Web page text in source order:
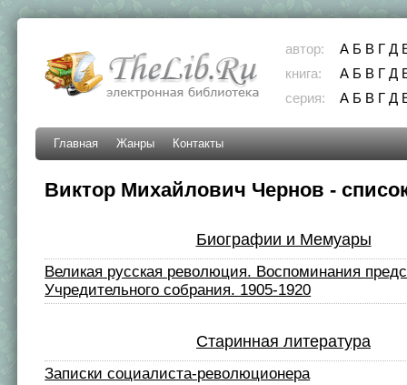
автор: А Б В Г Д
книга:
А Б В Г Д
серия:
А Б В Г Д
Главная Жанры Контакты
Виктор Михайлович Чернов -
Биографии и Мемуары
Великая русская революция. Воспоминания
Учредительного собрания. 1905-1920
Старинная литература
Записки социалиста-революционера